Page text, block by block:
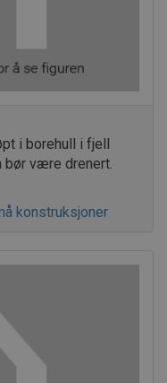
i borehull i fjell
bør være drenert.
konstruksjoner